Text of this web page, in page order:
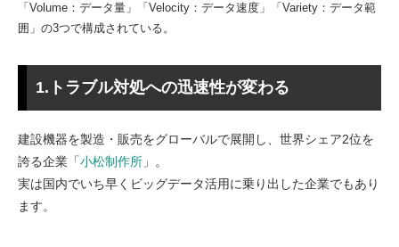
「Volume：データ量」「Velocity：データ速度」「Variety：データ範
囲」の3つで構成されている。
1.トラブル対処への迅速性が変わる
建設機器を製造・販売をグローバルで展開し、世界シェア2位を
誇る企業「小松制作所 」。
実は国内でいち早くビッグデータ活用に乗り出した企業でもあり
ます。